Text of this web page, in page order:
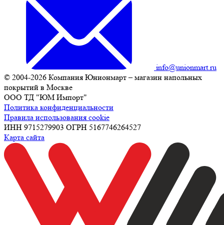
info@unionmart.ru
© 2004-2026 Компания Юнионмарт – магазин напольных
покрытий в Москве
ООО ТД "ЮМ Импорт"
Политика конфиденциальности
Правила использования cookie
ИНН 9715279903 ОГРН 5167746264527
Карта сайта